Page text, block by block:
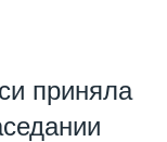
приняла